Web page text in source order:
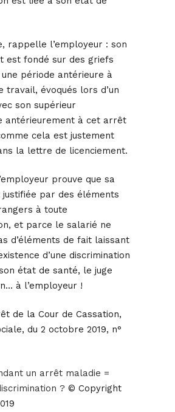
rappelle l’employeur : son
est fondé sur des griefs
période antérieure à
travail, évoqués lors d’un
son supérieur
antérieurement à cet arrêt
cela est justement
la lettre de licenciement.
prouve que sa
justifiée par des éléments
à toute
et parce le salarié ne
d’éléments de fait laissant
d’une discrimination
état de santé, le juge
à l’employeur !
de la Cour de Cassation,
du 2 octobre 2019, n°
un arrêt maladie =
? © Copyright